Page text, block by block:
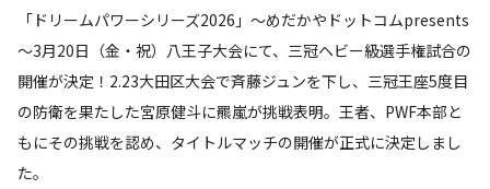
「ドリームパワーシリーズ2026」～めだかやドットコムpresents
～3月20日（金・祝）八王子大会にて、三冠ヘビー級選手権試合の
開催が決定！2.23大田区大会で斉藤ジュンを下し、三冠王座5度目
の防衛を果たした宮原健斗に羆嵐が挑戦表明。王者、PWF本部と
もにその挑戦を認め、タイトルマッチの開催が正式に決定しまし
た。